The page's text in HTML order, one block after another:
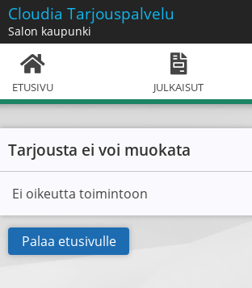
Cloudia Tarjouspalvelu
Salon kaupunki
ETUSIVU JULKAISUT
Tarjousta ei voi muokata
Ei oikeutta toimintoon
Palaa etusivulle